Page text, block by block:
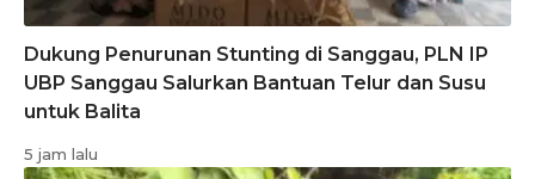
Dukung Penurunan Stunting di Sanggau, PLN IP
UBP Sanggau Salurkan Bantuan Telur dan Susu
untuk Balita
5 jam lalu